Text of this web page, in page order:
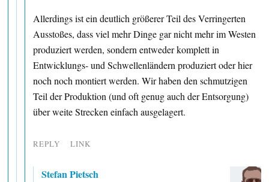
Allerdings ist ein deutlich größerer Teil des Verringerten
Ausstoßes, dass viel mehr Dinge gar nicht mehr im Westen
produziert werden, sondern entweder komplett in
Entwicklungs- und Schwellenländern produziert oder hier
noch noch montiert werden. Wir haben den schmutzigen
Teil der Produktion (und oft genug auch der Entsorgung)
über weite Strecken einfach ausgelagert.
REPLY LINK
Stefan Pietsch